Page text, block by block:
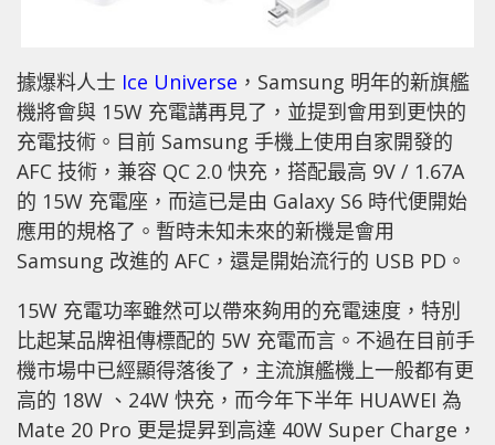
據爆料人士 Ice Universe ，Samsung 明年的新旗艦
機將會與 15W 充電講再見了，並提到會用到更快的
充電技術。目前 Samsung 手機上使用自家開發的
AFC 技術，兼容 QC 2.0 快充，搭配最高 9V / 1.67A
的 15W 充電座，而這已是由 Galaxy S6 時代便開始
應用的規格了。暫時未知未來的新機是會用
Samsung 改進的 AFC，還是開始流行的 USB PD。
15W 充電功率雖然可以帶來夠用的充電速度，特別
比起某品牌祖傳標配的 5W 充電而言。不過在目前手
機市場中已經顯得落後了，主流旗艦機上一般都有更
高的 18W 、24W 快充，而今年下半年 HUAWEI 為
Mate 20 Pro 更是提昇到高達 40W Super Charge，